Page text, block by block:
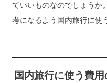
ていいものなのでしょうか
考になるよう国内旅行に使
国内旅行に使う費